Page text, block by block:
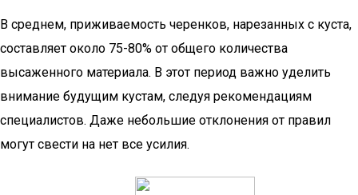
В среднем, приживаемость черенков, нарезанных с куста,
составляет около 75-80% от общего количества
высаженного материала. В этот период важно уделить
внимание будущим кустам, следуя рекомендациям
специалистов. Даже небольшие отклонения от правил
могут свести на нет все усилия.